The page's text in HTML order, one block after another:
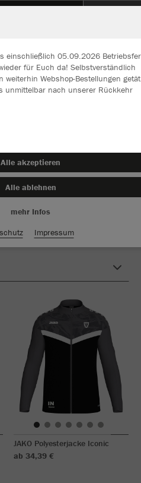
im Teamshop SpVgg
JAKO Polyesterjacke Iconic
ab 34,39 €
einschließlich 05.09.2026
für Euch da! Selbstverständlich
weiterhin Webshop-Bestellungen
unmittelbar nach unserer Rückkehr
verbessern. Weitere
Alle akzeptieren
Alle ablehnen
mehr Infos
Impressum